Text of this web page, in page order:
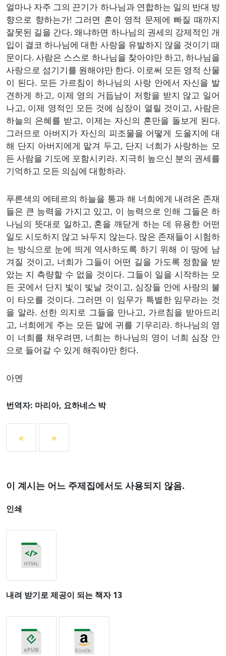
얼마나 자주 그의 끈기가 하나님과 연합하는 일의 반대 방
향으로 향하는가! 그러면 혼이 영적 문제에 빠질 때까지
잘못된 길을 간다. 왜냐하면 하나님의 권세의 강제적인 개
입이 결코 하나님에 대한 사랑을 유발하지 않을 것이기 때
문이다. 사람은 스스로 하나님을 찾아야만 하고, 하나님을
사랑으로 섬기기를 원해야만 한다. 이로써 모든 영적 산물
이 된다. 모든 가르침이 하나님의 사랑 안에서 자신을 발
견하게 하고, 이제 영의 거듭남이 저항을 받지 않고 일어
나고, 이제 영적인 모든 것에 심장이 열릴 것이고, 사람은
하늘의 은혜를 받고, 이제는 자신의 혼만을 돌보게 된다.
그러므로 아버지가 자신의 피조물을 어떻게 도울지에 대
해 단지 아버지에게 맡겨 두고, 단지 너희가 사랑하는 모
든 사람을 기도에 포함시키라. 지극히 높으신 분의 권세를
기억하고 모든 의심에 대항하라.
푸른색의 에테르의 하늘을 통과 해 너희에게 내려온 존재
들은 큰 능력을 가지고 있고, 이 능력으로 인해 그들은 하
나님의 뜻대로 일하고, 혼을 깨닫게 하는 데 유용한 어떤
일도 시도하지 않고 놔두지 않는다. 많은 존재들이 시험하
는 방식으로 눈에 띄게 역사하도록 하기 위해 이 땅에 남
겨질 것이고, 너희가 그들이 어떤 길을 가도록 정함을 받
았는 지 측량할 수 없을 것이다. 그들이 일을 시작하는 모
든 곳에서 단지 빛이 빛날 것이고, 심장들 안에 사랑의 불
이 타오를 것이다. 그러면 이 임무가 특별한 임무라는 것
을 알라. 선한 의지로 그들을 만나고, 가르침을 받아드리
고, 너희에게 주는 모든 말에 귀를 기우리라. 하나님의 영
이 너희를 채우려면, 너희는 하나님의 영이 너희 심장 안
으로 들어갈 수 있게 해줘야만 한다.
아멘
번역자: 마리아, 요하네스 박
« »
이 계시는 어느 주제집에서도 사용되지 않음.
인쇄
내려 받기로 제공이 되는 책자 13